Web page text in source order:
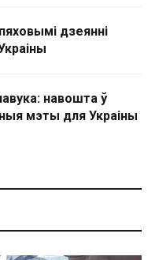
дзеянні
навошта ў
мэты для Украіны